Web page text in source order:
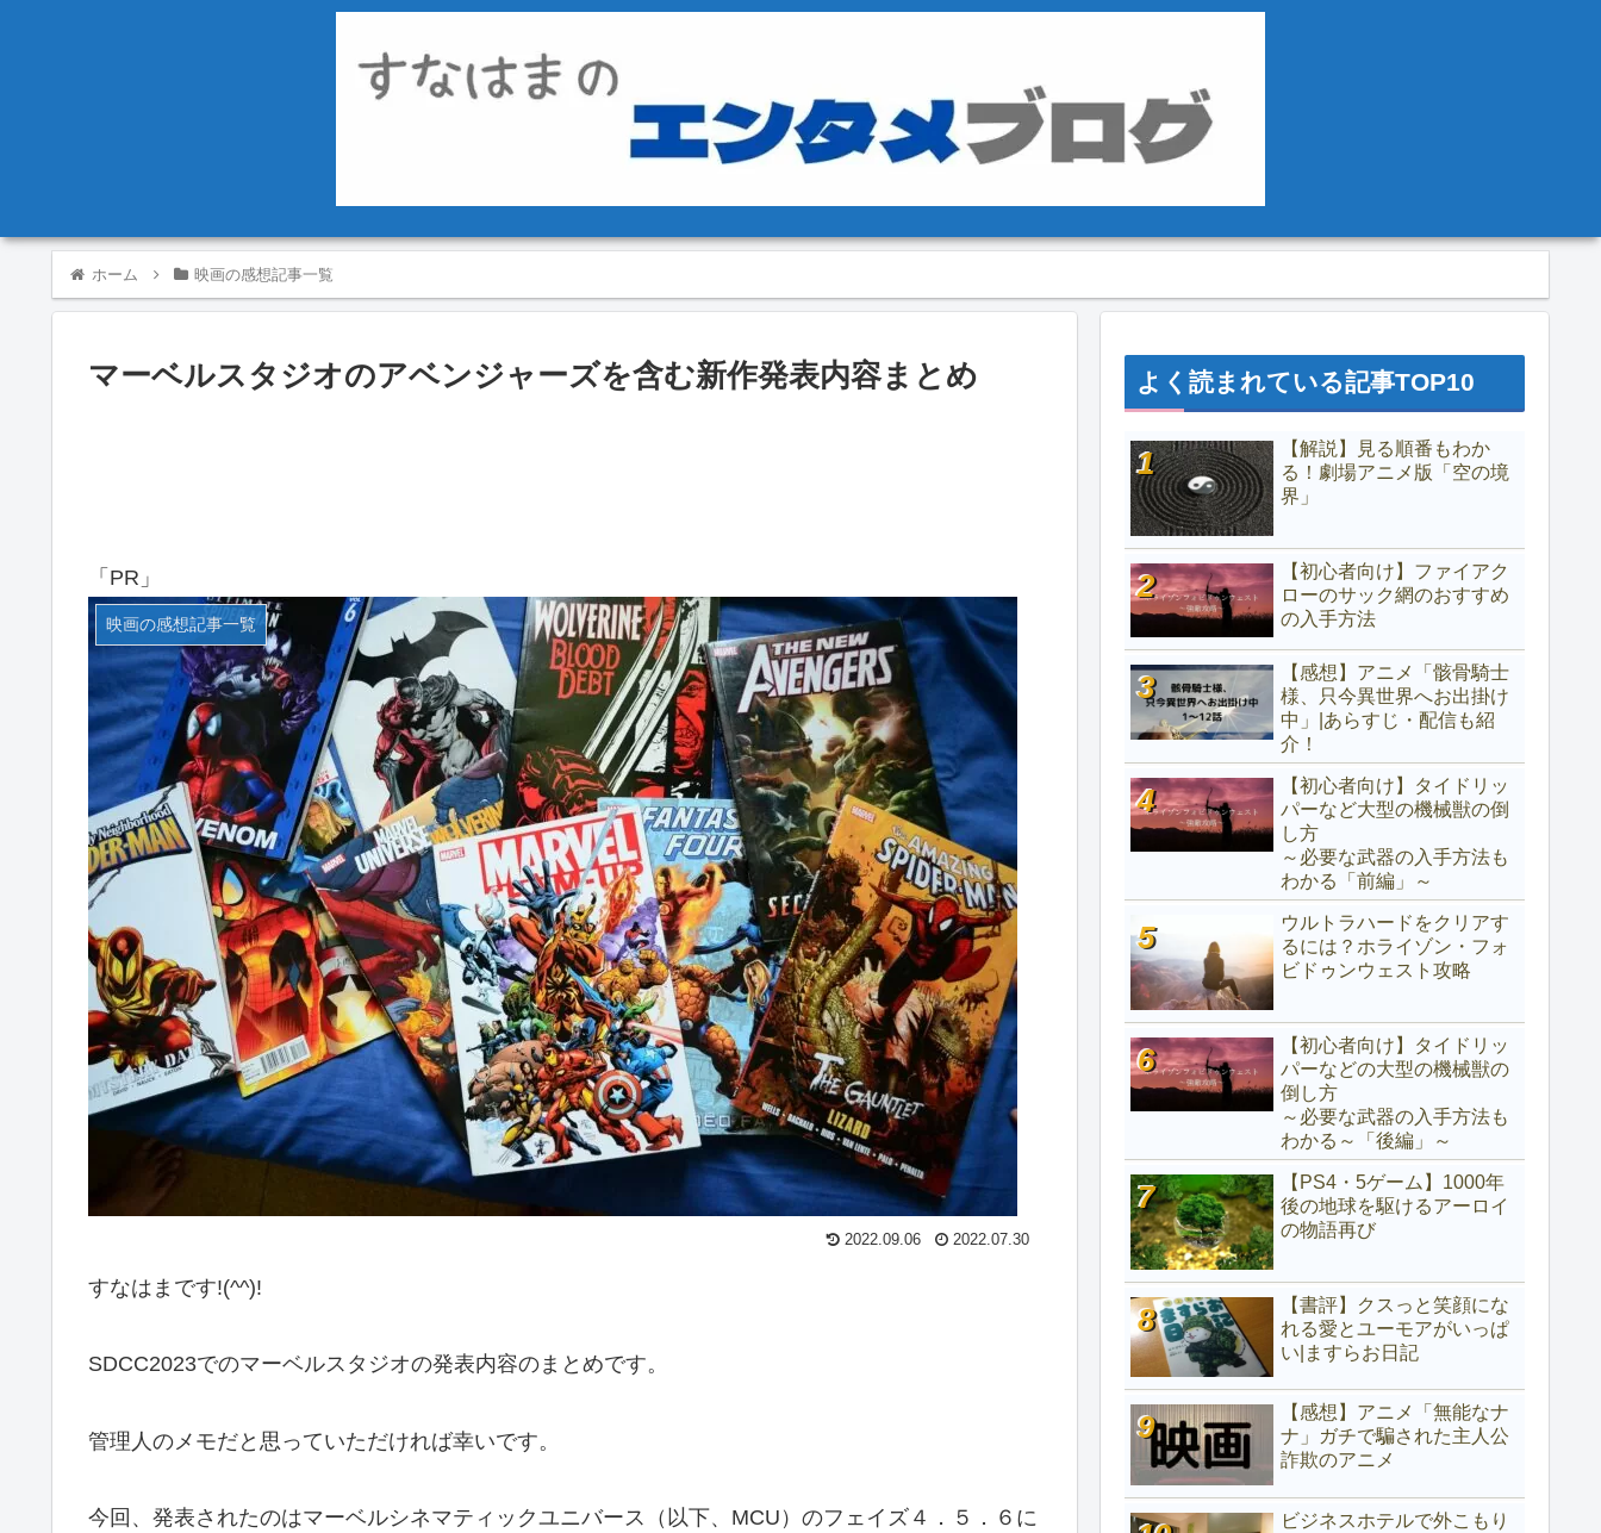
ホーム 映画の感想記事一覧
マーベルスタジオのアベンジャーズを含む新作発表内容まとめ
「PR」
映画の感想記事一覧
2022.09.06 2022.07.30
すなはまです!(^^)!
SDCC2023でのマーベルスタジオの発表内容のまとめです。
管理人のメモだと思っていただければ幸いです。
今回、発表されたのはマーベルシネマティックユニバース（以下、MCU）のフェイズ４．５．６に
よく読まれている記事TOP10
【解説】見る順番もわか
る！劇場アニメ版「空の境
界」
【初心者向け】ファイアク
ローのサック網のおすすめ
の入手方法
【感想】アニメ「骸骨騎士
様、只今異世界へお出掛け
中」|あらすじ・配信も紹
介！
【初心者向け】タイドリッ
パーなど大型の機械獣の倒
し方
～必要な武器の入手方法も
わかる「前編」～
ウルトラハードをクリアす
るには？ホライゾン・フォ
ビドゥンウェスト攻略
【初心者向け】タイドリッ
パーなどの大型の機械獣の
倒し方
～必要な武器の入手方法も
わかる～「後編」～
【PS4・5ゲーム】1000年
後の地球を駆けるアーロイ
の物語再び
【書評】クスっと笑顔にな
れる愛とユーモアがいっぱ
い|ますらお日記
【感想】アニメ「無能なナ
ナ」ガチで騙された主人公
詐欺のアニメ
ビジネスホテルで外こもり